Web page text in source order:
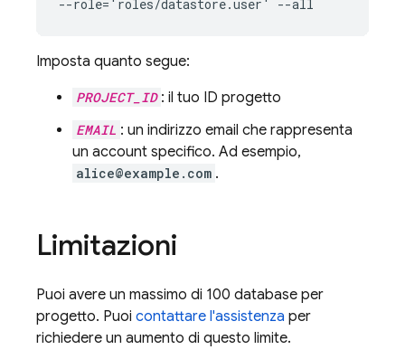
Imposta quanto segue:
PROJECT_ID : il tuo ID progetto
EMAIL : un indirizzo email che rappresenta
un account specifico. Ad esempio,
alice@example.com .
Limitazioni
Puoi avere un massimo di 100 database per
progetto. Puoi contattare l'assistenza per
richiedere un aumento di questo limite.